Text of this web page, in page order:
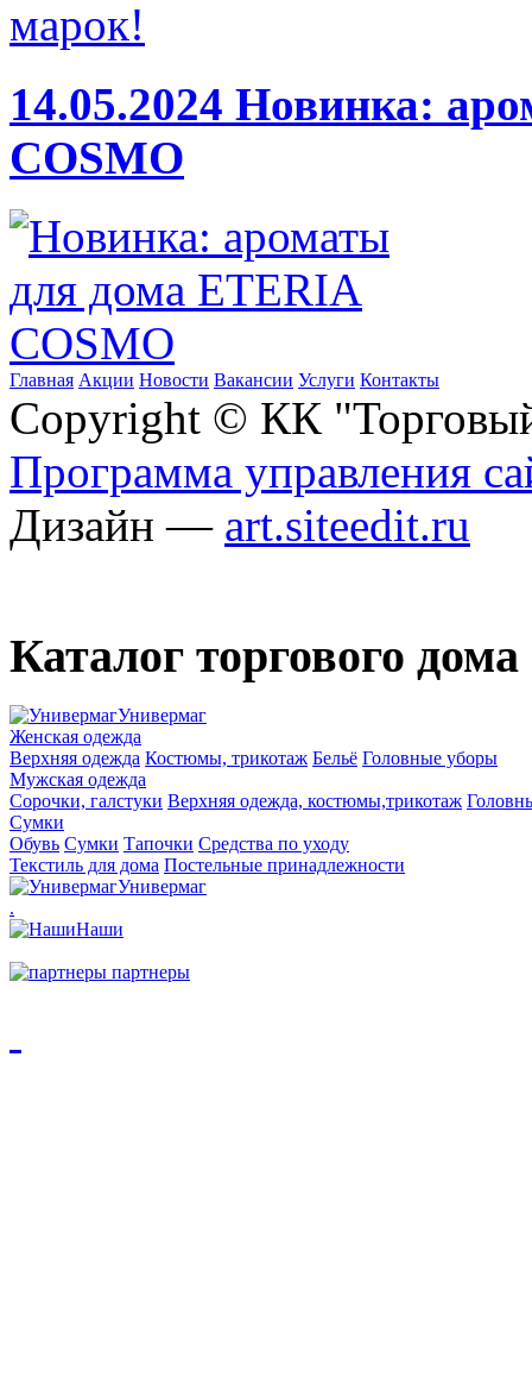
14.05.2024 Новинка:
COSMO
Главная Акции Новости Вакансии Услуги Контакты
Copyright © КК
Программа управления
Дизайн — art.siteedit.ru
Каталог торгового дома
Универмаг
Женская одежда
Верхняя одежда Костюмы, трикотаж Бельё Головные уборы
Мужская одежда
Сорочки, галстуки Верхняя одежда, костюмы,трикотаж
Сумки
Обувь Сумки Тапочки Средства по уходу
Текстиль для дома Постельные принадлежности
Универмаг
.
Наши
партнеры